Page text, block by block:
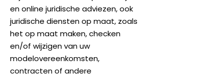
en online juridische adviezen, ook
juridische diensten op maat, zoals
het op maat maken, checken
en/of wijzigen van uw
modelovereenkomsten,
contracten of andere